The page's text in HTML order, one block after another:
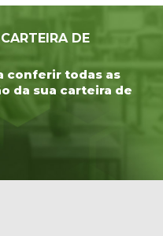
DE
conferir todas as
da sua carteira de